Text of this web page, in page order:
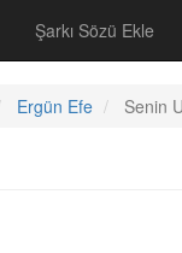
Şarkı Sözü Ekle
Ergün Efe Senin